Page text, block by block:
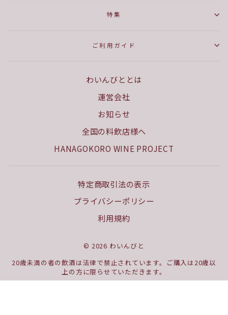
特集
ご利用ガイド
わいんびととは
運営会社
お知らせ
全国の料飲店様へ
HANAGOKORO WINE PROJECT
特定商取引法の表示
プライバシーポリシー
利用規約
© 2026 わいんびと
20歳未満の者の飲酒は法律で禁止されています。ご購入は20歳以
上の方に限らせていただきます。